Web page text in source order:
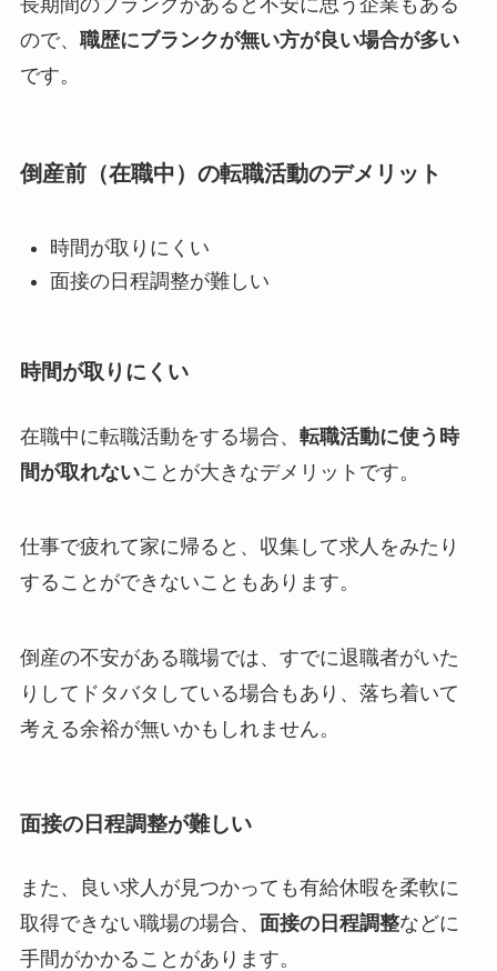
ので、 職歴にブランクが無い方が良い場合が多い
です。
倒産前（在職中）の転職活動のデメリット
時間が取りにくい
面接の日程調整が難しい
時間が取りにくい
在職中に転職活動をする場合、 転職活動に使う時
間が取れないことが大きなデメリットです。
仕事で疲れて家に帰ると、収集して求人をみたり
することができないこともあります。
倒産の不安がある職場では、すでに退職者がいた
りしてドタバタしている場合もあり、落ち着いて
考える余裕が無いかもしれません。
面接の日程調整が難しい
また、良い求人が見つかっても有給休暇を柔軟に
取得できない職場の場合、 面接の日程調整などに
手間がかかることがあります。